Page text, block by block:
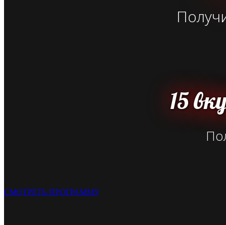
15
СМОТРЕТЬ ПРОГРАММУ